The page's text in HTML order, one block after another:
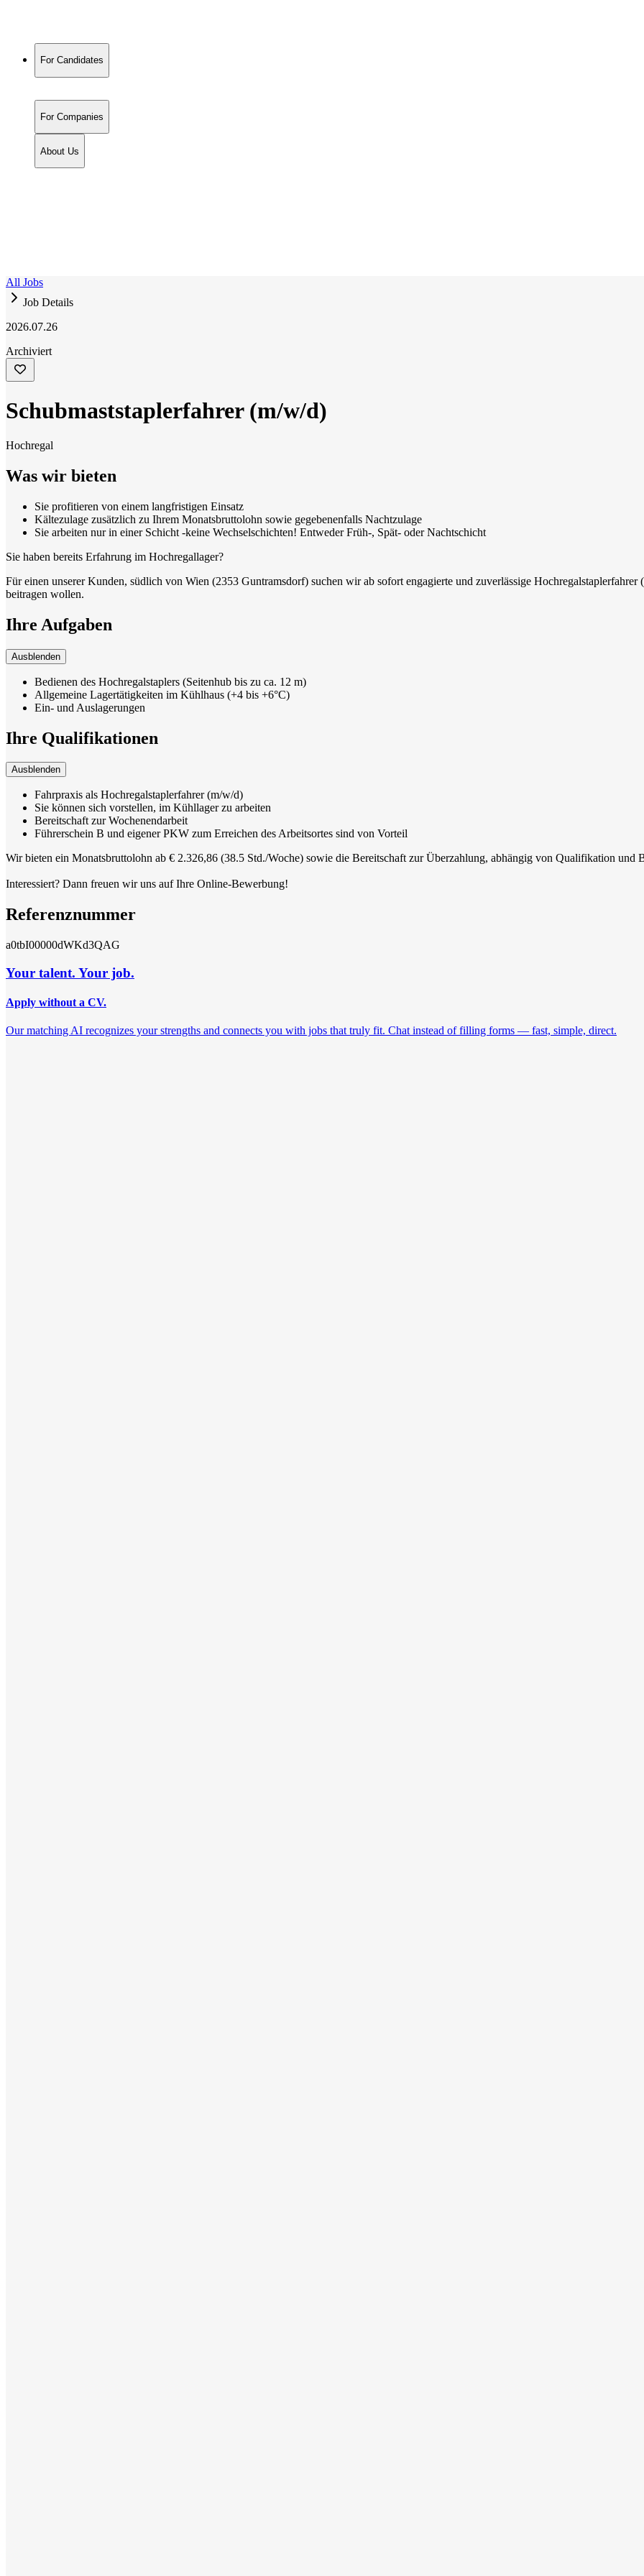
For Candidates
For Companies
About Us
All Jobs
Job Details
2026.07.26
Archiviert
Schubmaststaplerfahrer (m/w/d)
Hochregal
Was wir bieten
Sie profitieren von einem langfristigen Einsatz
Kältezulage zusätzlich zu Ihrem Monatsbruttolohn sowie gegebenenfalls Nachtzulage
Sie arbeiten nur in einer Schicht -keine Wechselschichten! Entweder Früh-, Spät- oder Nachtschicht
Sie haben bereits Erfahrung im Hochregallager?
Für einen unserer Kunden, südlich von Wien (2353 Guntramsdorf) suchen wir ab sofort engagierte und zuverlässige
beitragen wollen.
Ihre Aufgaben
Ausblenden
Bedienen des Hochregalstaplers (Seitenhub bis zu ca. 12 m)
Allgemeine Lagertätigkeiten im Kühlhaus (+4 bis +6°C)
Ein- und Auslagerungen
Ihre Qualifikationen
Ausblenden
Fahrpraxis als Hochregalstaplerfahrer (m/w/d)
Sie können sich vorstellen, im Kühllager zu arbeiten
Bereitschaft zur Wochenendarbeit
Führerschein B und eigener PKW zum Erreichen des Arbeitsortes sind von Vorteil
Wir bieten ein Monatsbruttolohn ab € 2.326,86 (38.5 Std./Woche) sowie die Bereitschaft zur Überzahlung, abhängig von Qualifikation und
Interessiert? Dann freuen wir uns auf Ihre Online-Bewerbung!
Referenznummer
a0tbI00000dWKd3QAG
Your talent. Your job.
Apply without a CV.
Our matching AI recognizes your strengths and connects you with jobs that truly fit. Chat instead of filling forms — fast, simple, direct.